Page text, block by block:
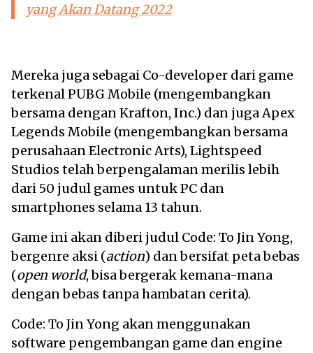
yang Akan Datang 2022
Mereka juga sebagai Co-developer dari game
terkenal PUBG Mobile (mengembangkan
bersama dengan Krafton, Inc.) dan juga Apex
Legends Mobile (mengembangkan bersama
perusahaan Electronic Arts), Lightspeed
Studios telah berpengalaman merilis lebih
dari 50 judul games untuk PC dan
smartphones selama 13 tahun.
Game ini akan diberi judul Code: To Jin Yong,
bergenre aksi (action) dan bersifat peta bebas
(open world, bisa bergerak kemana-mana
dengan bebas tanpa hambatan cerita).
Code: To Jin Yong akan menggunakan
software pengembangan game dan engine